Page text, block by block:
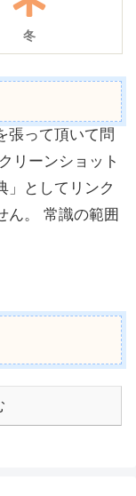
冬
張って頂いて問
リーンショット
」としてリンク
ん。 常識の範囲